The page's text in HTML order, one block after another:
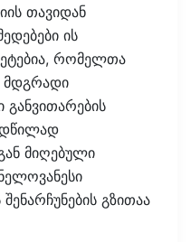
თავიდან
ის
რომელთა
მდგრადი
მიღებული
გზითაა